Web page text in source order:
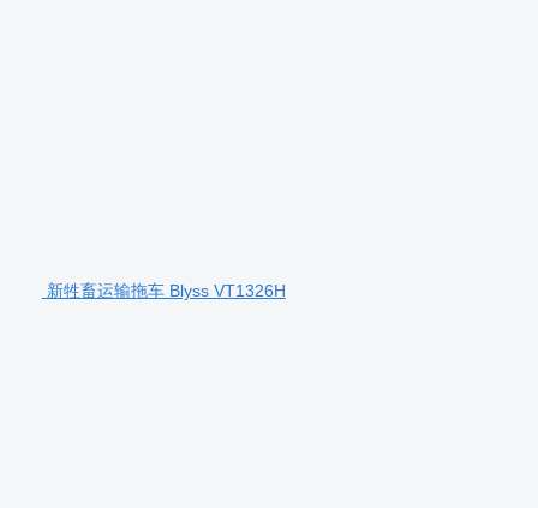
新牲畜运输拖车 Blyss VT1326H